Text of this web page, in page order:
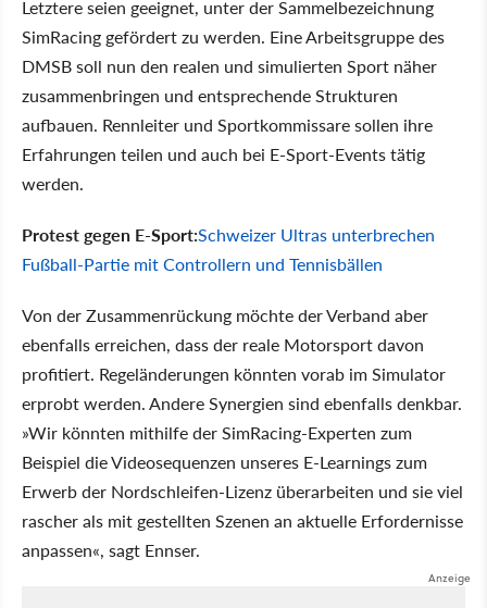
Letztere seien geeignet, unter der Sammelbezeichnung
SimRacing gefördert zu werden. Eine Arbeitsgruppe des
DMSB soll nun den realen und simulierten Sport näher
zusammenbringen und entsprechende Strukturen
aufbauen. Rennleiter und Sportkommissare sollen ihre
Erfahrungen teilen und auch bei E-Sport-Events tätig
werden.
Protest gegen E-Sport:Schweizer Ultras unterbrechen
Fußball-Partie mit Controllern und Tennisbällen
Von der Zusammenrückung möchte der Verband aber
ebenfalls erreichen, dass der reale Motorsport davon
profitiert. Regeländerungen könnten vorab im Simulator
erprobt werden. Andere Synergien sind ebenfalls denkbar.
»Wir könnten mithilfe der SimRacing-Experten zum
Beispiel die Videosequenzen unseres E-Learnings zum
Erwerb der Nordschleifen-Lizenz überarbeiten und sie viel
rascher als mit gestellten Szenen an aktuelle Erfordernisse
anpassen«, sagt Ennser.